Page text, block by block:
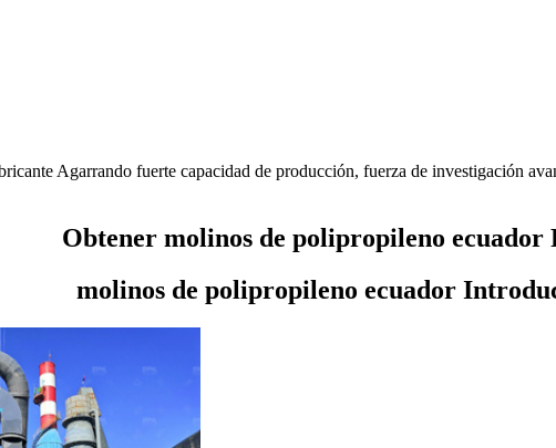
Agarrando fuerte capacidad de producción, fuerza de investigación
Obtener molinos de polipropileno ecuador
molinos de polipropileno ecuador